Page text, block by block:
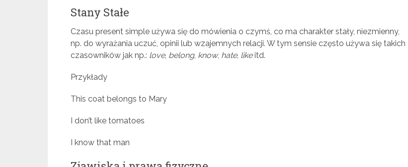
Stany Stałe
Czasu present simple używa się do mówienia o czymś, co ma charakter stały, niezmienny,
np. do wyrażania uczuć, opinii lub wzajemnych relacji. W tym sensie często używa się takich
czasowników jak np.: love, belong, know, hate, likeitd.
Przykłady
This coat belongs to Mary
I don’t like tomatoes
I know that man